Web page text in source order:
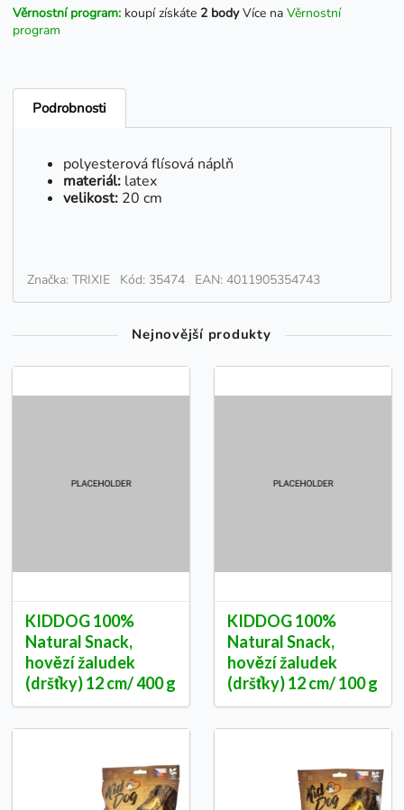
Věrnostní program: koupí získáte 2 bodyVíce na Věrnostní
program
Podrobnosti
polyesterová flísová náplň
materiál: latex
velikost: 20 cm
Značka: TRIXIE Kód: 35474 EAN: 4011905354743
Nejnovější produkty
KIDDOG 100%
Natural Snack,
hovězí žaludek
(dršťky) 12 cm/ 400 g
KIDDOG 100%
Natural Snack,
hovězí žaludek
(dršťky) 12 cm/ 100 g